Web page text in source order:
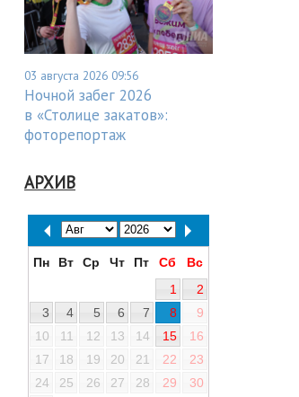
03 августа 2026 09:56
Ночной забег 2026
в «Столице закатов»:
фоторепортаж
АРХИВ
Пн Вт Ср Чт Пт Сб
Вс
1
2
3
4 5 6 7 8
9
10
11 12 13 14 15
16
17
18 19 20 21 22
23
24
25 26 27 28 29
30